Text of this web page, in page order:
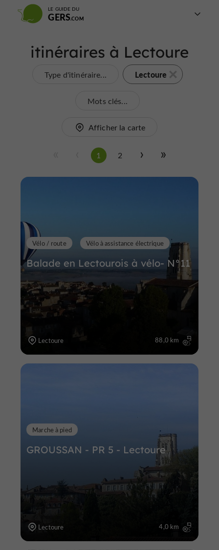
LE GUIDE DU
GERS
itinéraires à Lectoure
Type d'itinéraire... Lectoure
Mots clés...
Afficher la carte
1 2
Balade en Lectourois à vélo- N°11
Vélo / route Vélo à assistance électrique
Lectoure 88,0 km
GROUSSAN - PR 5 - Lectoure
Marche à pied
Lectoure 4,0 km